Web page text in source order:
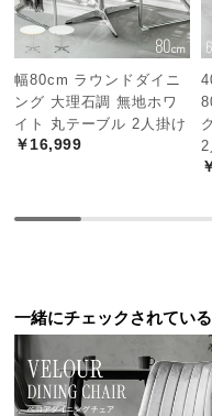
に
つ
い
て
開
置
ス
つ
い
幅80cm ラウンドダイニ
ング 大理石調 無地ホワ
イト 丸テーブル 2人掛け
￥16,999
2
一緒にチェックされてい